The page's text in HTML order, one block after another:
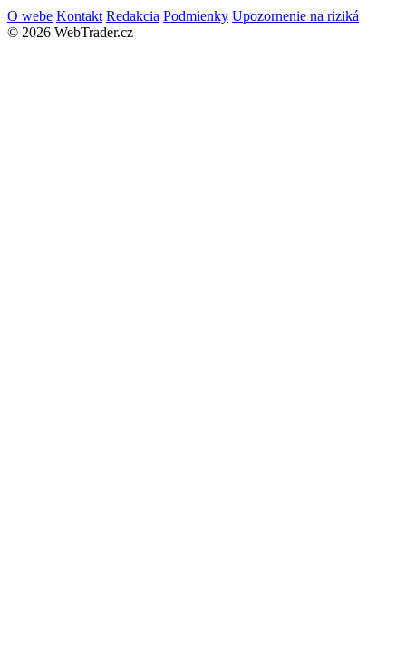
O webe Kontakt Redakcia Podmienky Upozornenie na riziká
© 2026 WebTrader.cz